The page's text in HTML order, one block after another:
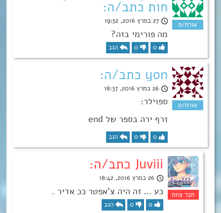
חות כתב/ה:
27 במרץ 2016, 19:52
מה פורימי בזה?
0
0 הגב
yon כתב/ה:
26 במרץ 2016, 18:37
ספוילר:
זרף ירה בספר של end
0
0 הגב
Juviii כתב/ה:
26 במרץ 2016, 18:42
כע … זה היה צ’אפטר ככ אדיר .
0
0 הגב